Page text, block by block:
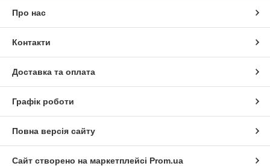
Про нас
Контакти
Доставка та оплата
Графік роботи
Повна версія сайту
Сайт створено на маркетплейсі Prom.ua